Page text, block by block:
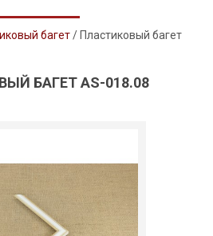
багет/ Пластиковый багет
БАГЕТ AS-018.08